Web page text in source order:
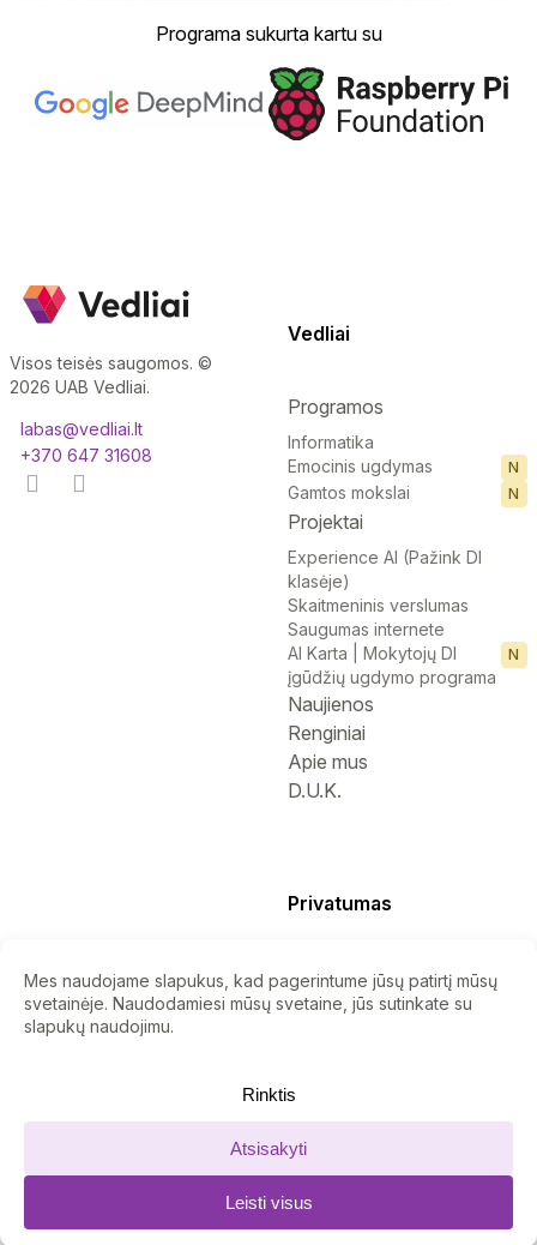
Programa sukurta kartu su
Visos teisės saugomos. ©
2026 UAB Vedliai.
labas@vedliai.lt
+370 647 31608
Vedliai
Programos
Informatika
Emocinis ugdymas
N
Gamtos mokslai N
Projektai
Experience AI (Pažink DI
klasėje)
Skaitmeninis verslumas
Saugumas internete
AI Karta | Mokytojų DI
įgūdžių ugdymo programa
N
Naujienos
Renginiai
Apie mus
D.U.K.
Privatumas
Privatumo politika
Slapukų politika
Nuorodos